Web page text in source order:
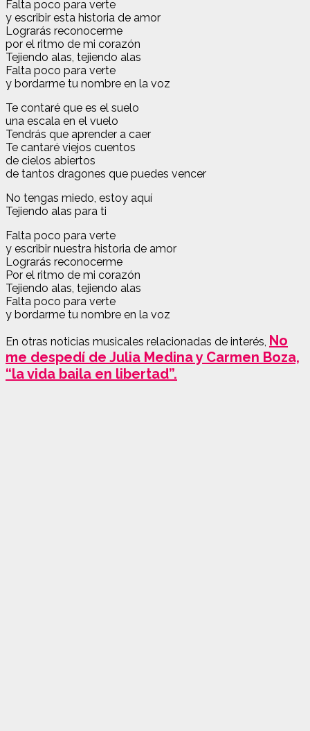
Falta poco para verte
y escribir esta historia de amor
Lograrás reconocerme
por el ritmo de mi corazón
Tejiendo alas, tejiendo alas
Falta poco para verte
y bordarme tu nombre en la voz
Te contaré que es el suelo
una escala en el vuelo
Tendrás que aprender a caer
Te cantaré viejos cuentos
de cielos abiertos
de tantos dragones que puedes vencer
No tengas miedo, estoy aquí
Tejiendo alas para ti
Falta poco para verte
y escribir nuestra historia de amor
Lograrás reconocerme
Por el ritmo de mi corazón
Tejiendo alas, tejiendo alas
Falta poco para verte
y bordarme tu nombre en la voz
En otras noticias musicales relacionadas de interés, No
me despedí de Julia Medina y Carmen Boza,
“la vida baila en libertad”.